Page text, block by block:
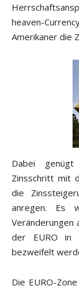
heaven-
Amerikaner die
Dabei
Zinsschritt mit
die
anregen. Es
Veränderungen
der EURO in
bezweifelt
Die EURO-